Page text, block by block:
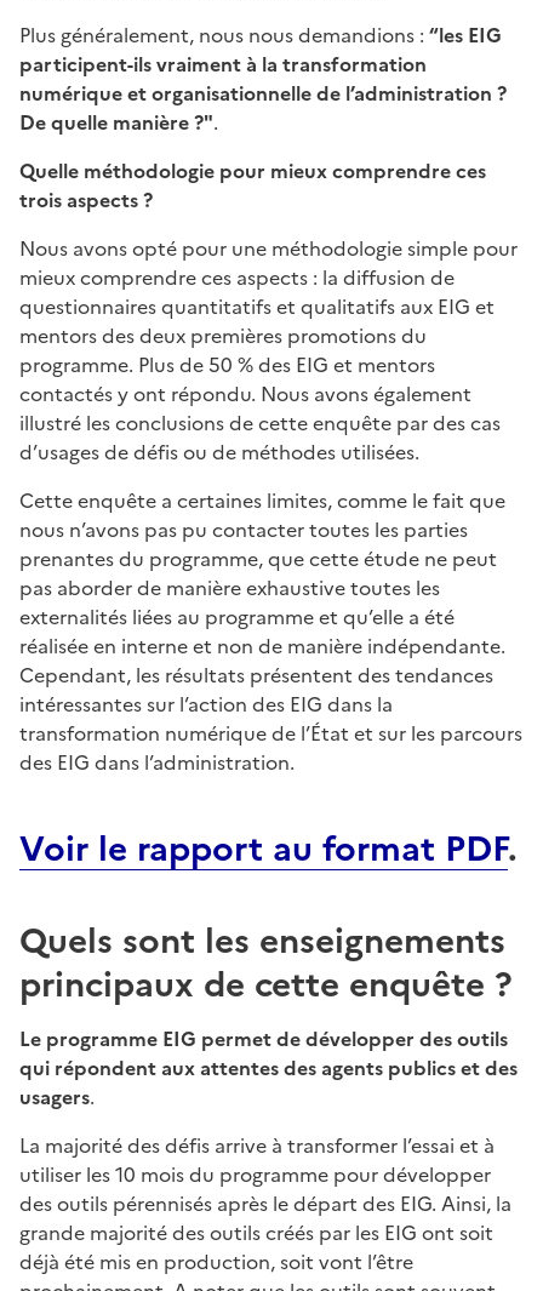
Plus généralement, nous nous demandions : “les EIG
participent-ils vraiment à la transformation
numérique et organisationnelle de l’administration ?
De quelle manière ?".
Quelle méthodologie pour mieux comprendre ces
trois aspects ?
Nous avons opté pour une méthodologie simple pour
mieux comprendre ces aspects : la diffusion de
questionnaires quantitatifs et qualitatifs aux EIG et
mentors des deux premières promotions du
programme. Plus de 50 % des EIG et mentors
contactés y ont répondu. Nous avons également
illustré les conclusions de cette enquête par des cas
d’usages de défis ou de méthodes utilisées.
Cette enquête a certaines limites, comme le fait que
nous n’avons pas pu contacter toutes les parties
prenantes du programme, que cette étude ne peut
pas aborder de manière exhaustive toutes les
externalités liées au programme et qu’elle a été
réalisée en interne et non de manière indépendante.
Cependant, les résultats présentent des tendances
intéressantes sur l’action des EIG dans la
transformation numérique de l’État et sur les parcours
des EIG dans l’administration.
Voir le rapport au format PDF.
Quels sont les enseignements
principaux de cette enquête ?
Le programme EIG permet de développer des outils
qui répondent aux attentes des agents publics et des
usagers.
La majorité des défis arrive à transformer l’essai et à
utiliser les 10 mois du programme pour développer
des outils pérennisés après le départ des EIG. Ainsi, la
grande majorité des outils créés par les EIG ont soit
déjà été mis en production, soit vont l’être